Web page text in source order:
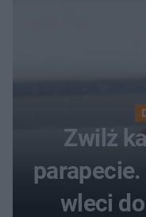
Zwilż
wleci